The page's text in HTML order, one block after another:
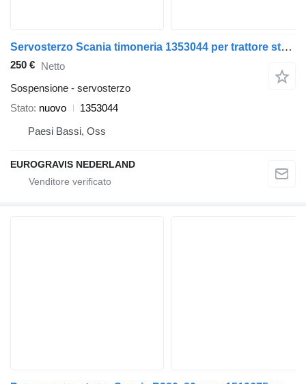
Servosterzo Scania timoneria 1353044 per trattore stradale Scania P230
250 € Netto
Sospensione - servosterzo
Stato nuovo
1353044
Paesi Bassi, Oss
EUROGRAVIS NEDERLAND